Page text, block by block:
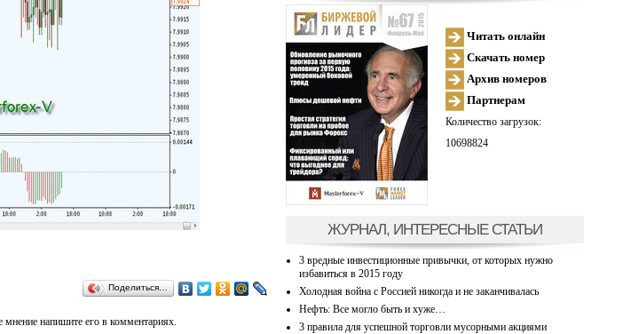
Поделиться…
напишите его в комментариях.
Читать онлайн
Скачать номер
Архив номеров
Партнерам
Количество загрузок:
10698824
ЖУРНАЛ, ИНТЕРЕСНЫЕ СТАТЬИ
3 вредные инвестиционные привычки, от которых нужно
избавиться в 2015 году
Холодная война с Россией никогда и не заканчивалась
Нефть: Все могло быть и хуже…
3 правила для успешной торговли мусорными акциями